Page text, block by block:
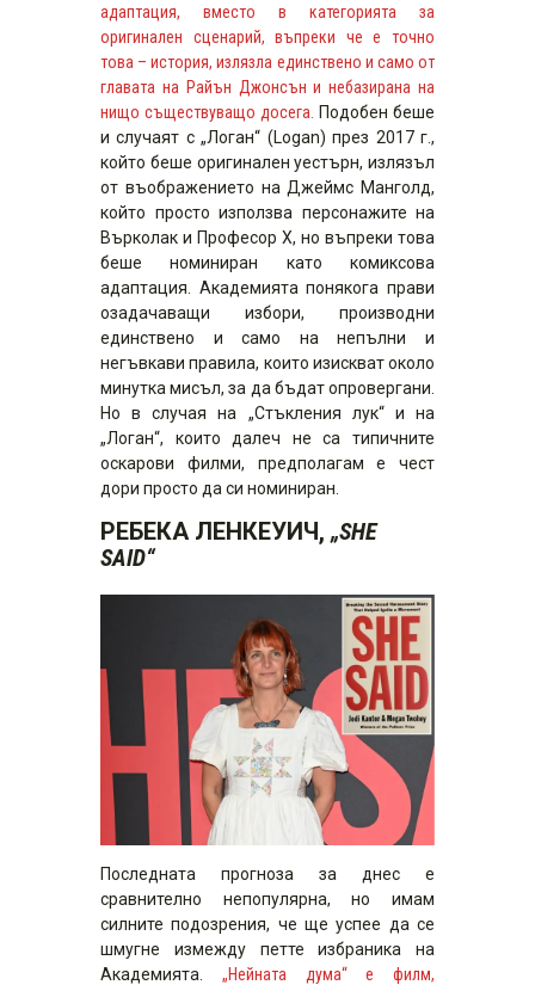
адаптация, вместо в категорията за
оригинален сценарий, въпреки че е точно
това – история, излязла единствено и само от
главата на Райън Джонсън и небазирана на
нищо съществуващо досега.
Подобен беше
и случаят с „Логан“ (Logan) през 2017 г.,
който беше оригинален уестърн, излязъл
от въображението на Джеймс Манголд,
който просто използва персонажите на
Върколак и Професор Х, но въпреки това
беше номиниран като комиксова
адаптация. Академията понякога прави
озадачаващи избори, производни
единствено и само на непълни и
негъвкави правила, които изискват около
минутка мисъл, за да бъдат опровергани.
Но в случая на „Стъкления лук“ и на
„Логан“, които далеч не са типичните
оскарови филми, предполагам е чест
дори просто да си номиниран.
РЕБЕКА ЛЕНКЕУИЧ, „SHE
SAID“
Последната прогноза за днес е
сравнително непопулярна, но имам
силните подозрения, че ще успее да се
шмугне измежду петте избраника на
Академията.
„Нейната дума“ е филм,